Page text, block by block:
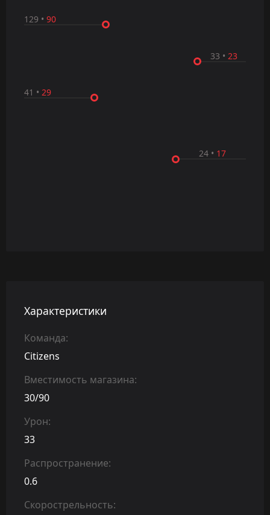
24 • 17
41 • 29
33 • 23
129 • 90
Характеристики
Команда:
Citizens
Вместимость магазина:
30/90
Урон:
33
Распространение:
0.6
Скорострельность: